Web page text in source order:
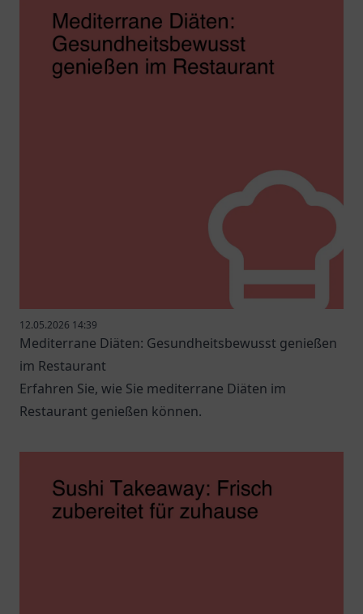
12.05.2026 14:39
Mediterrane Diäten: Gesundheitsbewusst genießen
im Restaurant
Erfahren Sie, wie Sie mediterrane Diäten im
Restaurant genießen können.